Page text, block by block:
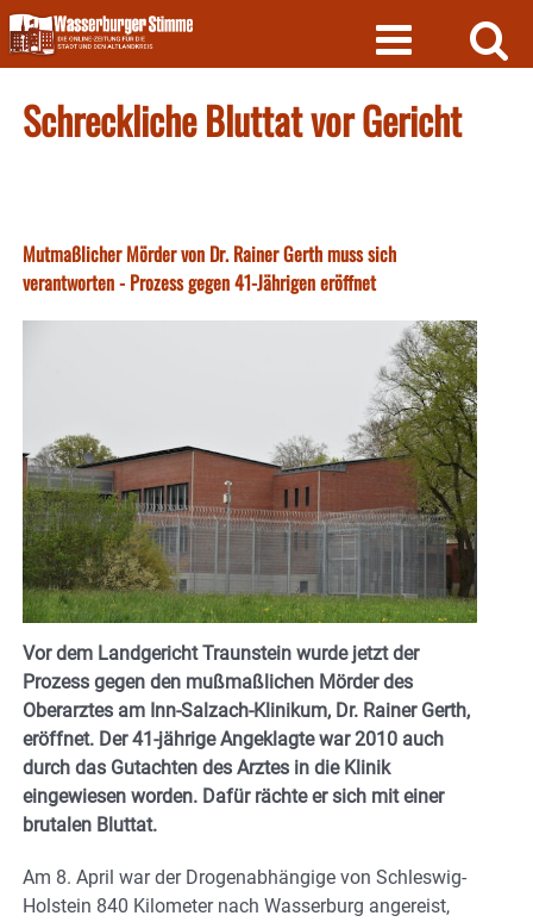
Skip
to
content
Schreckliche Bluttat vor Gericht
Mutmaßlicher Mörder von Dr. Rainer Gerth muss sich
verantworten - Prozess gegen 41-Jährigen eröffnet
Vor dem Landgericht Traunstein wurde jetzt der
Prozess gegen den mußmaßlichen Mörder des
Oberarztes am Inn-Salzach-Klinikum, Dr. Rainer Gerth,
eröffnet. Der 41-jährige Angeklagte war 2010 auch
durch das Gutachten des Arztes in die Klinik
eingewiesen worden. Dafür rächte er sich mit einer
brutalen Bluttat.
Am 8. April war der Drogenabhängige von Schleswig-
Holstein 840 Kilometer nach Wasserburg angereist,